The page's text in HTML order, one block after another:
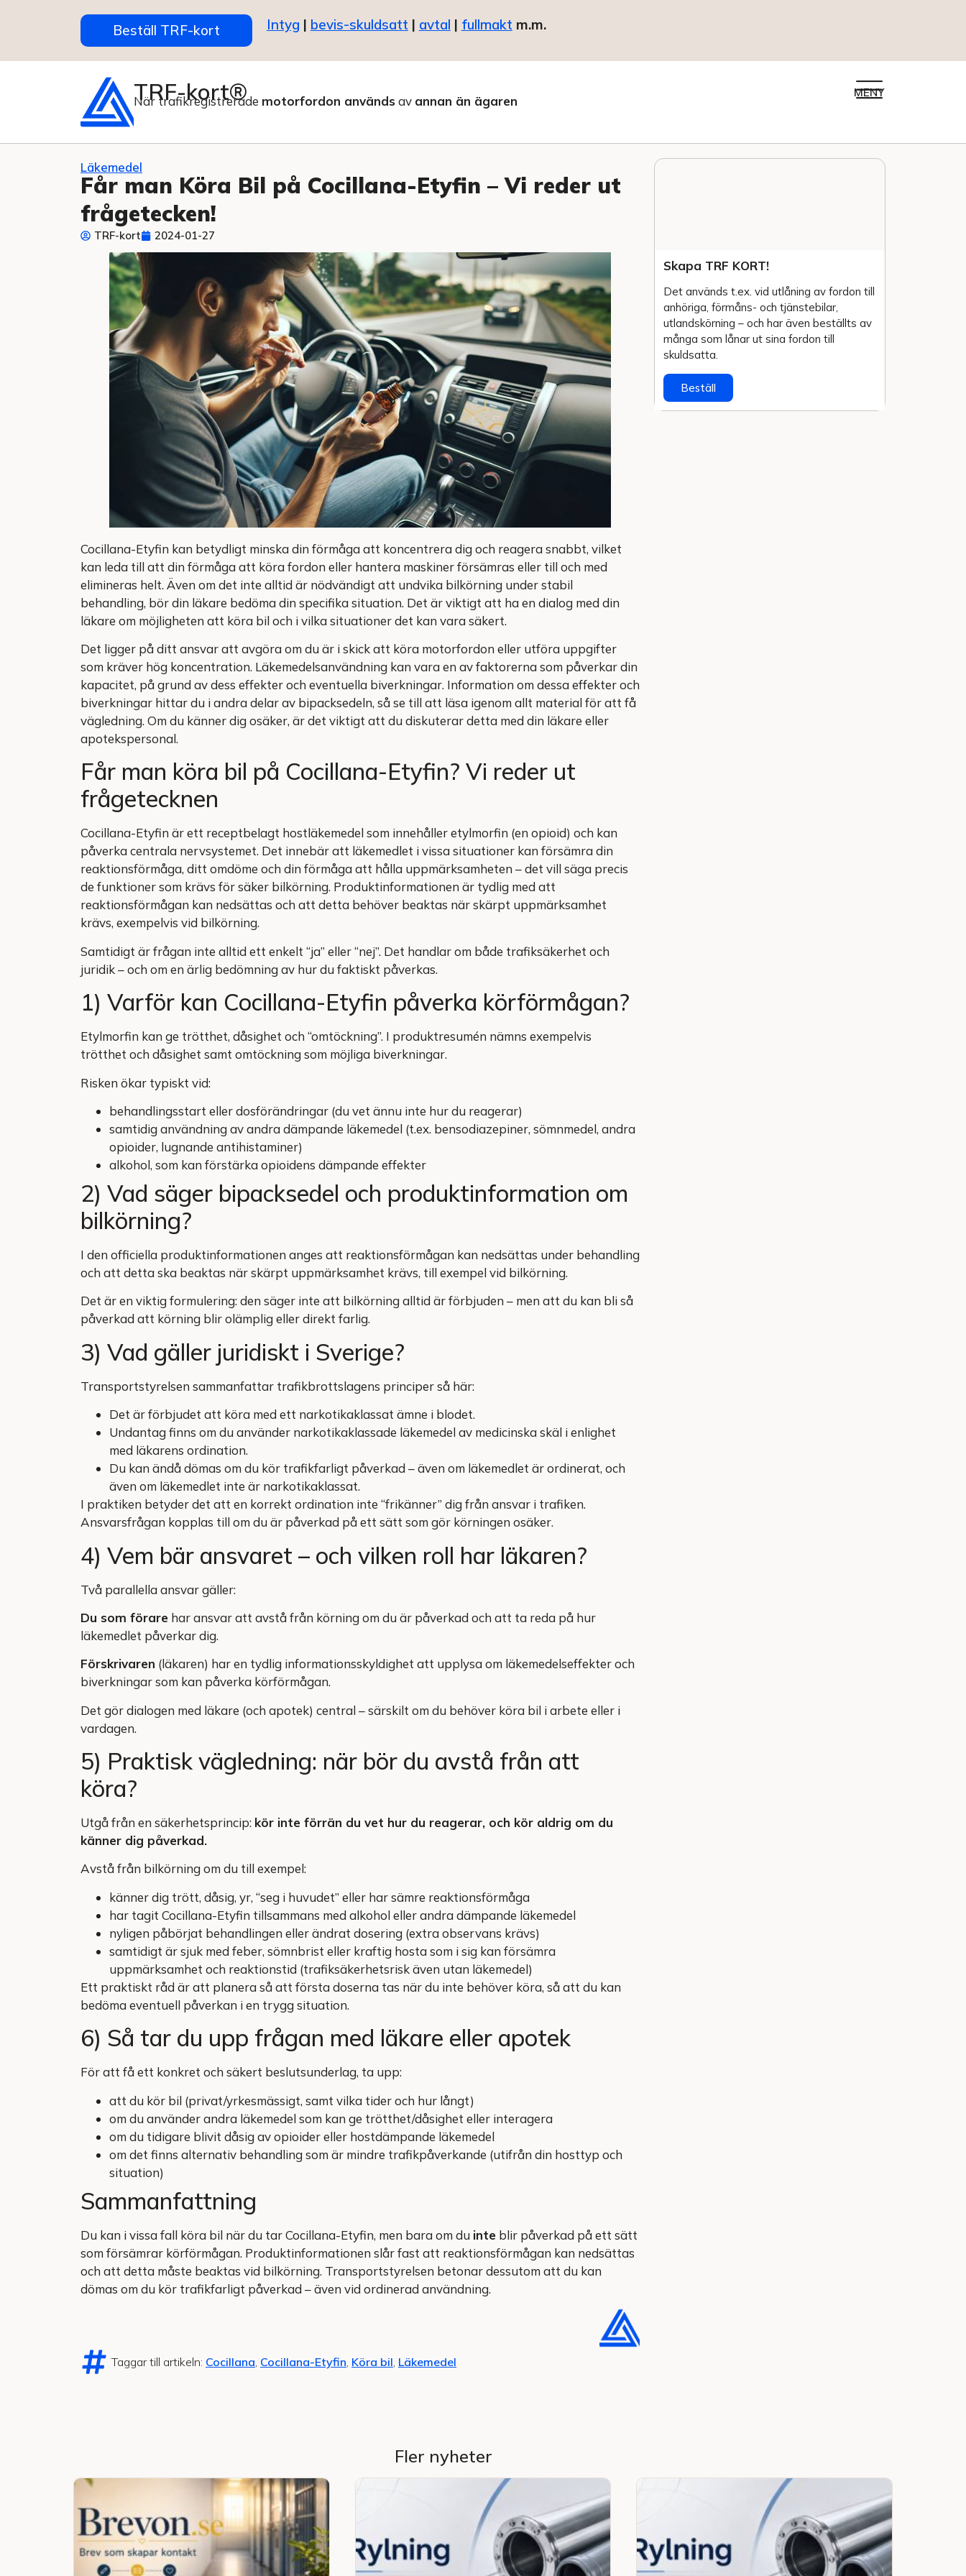
Beställ TRF-kort Intyg | bevis-skuldsatt | avtal | fullmakt m.m.
TRF-kort®
När trafikregistrerade motorfordon används av annan än ägaren
MENY
Läkemedel
Får man Köra Bil på Cocillana-Etyfin – Vi reder ut
frågetecken!
TRF-kort 2024-01-27
Cocillana-Etyfin kan betydligt minska din förmåga att koncentrera dig och reagera snabbt, vilket
kan leda till att din förmåga att köra fordon eller hantera maskiner försämras eller till och med
elimineras helt. Även om det inte alltid är nödvändigt att undvika bilkörning under stabil
behandling, bör din läkare bedöma din specifika situation. Det är viktigt att ha en dialog med din
läkare om möjligheten att köra bil och i vilka situationer det kan vara säkert.
Det ligger på ditt ansvar att avgöra om du är i skick att köra motorfordon eller utföra uppgifter
som kräver hög koncentration. Läkemedelsanvändning kan vara en av faktorerna som påverkar din
kapacitet, på grund av dess effekter och eventuella biverkningar. Information om dessa effekter och
biverkningar hittar du i andra delar av bipacksedeln, så se till att läsa igenom allt material för att få
vägledning. Om du känner dig osäker, är det viktigt att du diskuterar detta med din läkare eller
apotekspersonal.
Får man köra bil på Cocillana-Etyfin? Vi reder ut
frågetecknen
Cocillana-Etyfin är ett receptbelagt hostläkemedel som innehåller etylmorfin (en opioid) och kan
påverka centrala nervsystemet. Det innebär att läkemedlet i vissa situationer kan försämra din
reaktionsförmåga, ditt omdöme och din förmåga att hålla uppmärksamheten – det vill säga precis
de funktioner som krävs för säker bilkörning. Produktinformationen är tydlig med att
reaktionsförmågan kan nedsättas och att detta behöver beaktas när skärpt uppmärksamhet
krävs, exempelvis vid bilkörning.
Samtidigt är frågan inte alltid ett enkelt “ja” eller “nej”. Det handlar om både trafiksäkerhet och
juridik – och om en ärlig bedömning av hur du faktiskt påverkas.
1) Varför kan Cocillana-Etyfin påverka körförmågan?
Etylmorfin kan ge trötthet, dåsighet och “omtöckning”. I produktresumén nämns exempelvis
trötthet och dåsighet samt omtöckning som möjliga biverkningar.
Risken ökar typiskt vid:
behandlingsstart eller dosförändringar (du vet ännu inte hur du reagerar)
samtidig användning av andra dämpande läkemedel (t.ex. bensodiazepiner, sömnmedel, andra
opioider, lugnande antihistaminer)
alkohol, som kan förstärka opioidens dämpande effekter
2) Vad säger bipacksedel och produktinformation om
bilkörning?
I den officiella produktinformationen anges att reaktionsförmågan kan nedsättas under behandling
och att detta ska beaktas när skärpt uppmärksamhet krävs, till exempel vid bilkörning.
Det är en viktig formulering: den säger inte att bilkörning alltid är förbjuden – men att du kan bli så
påverkad att körning blir olämplig eller direkt farlig.
3) Vad gäller juridiskt i Sverige?
Transportstyrelsen sammanfattar trafikbrottslagens principer så här:
Det är förbjudet att köra med ett narkotikaklassat ämne i blodet.
Undantag finns om du använder narkotikaklassade läkemedel av medicinska skäl i enlighet
med läkarens ordination.
Du kan ändå dömas om du kör trafikfarligt påverkad – även om läkemedlet är ordinerat, och
även om läkemedlet inte är narkotikaklassat.
I praktiken betyder det att en korrekt ordination inte “frikänner” dig från ansvar i trafiken.
Ansvarsfrågan kopplas till om du är påverkad på ett sätt som gör körningen osäker.
4) Vem bär ansvaret – och vilken roll har läkaren?
Två parallella ansvar gäller:
Du som förare har ansvar att avstå från körning om du är påverkad och att ta reda på hur
läkemedlet påverkar dig.
Förskrivaren (läkaren) har en tydlig informationsskyldighet att upplysa om läkemedelseffekter och
biverkningar som kan påverka körförmågan.
Det gör dialogen med läkare (och apotek) central – särskilt om du behöver köra bil i arbete eller i
vardagen.
5) Praktisk vägledning: när bör du avstå från att
köra?
Utgå från en säkerhetsprincip: kör inte förrän du vet hur du reagerar, och kör aldrig om du
känner dig påverkad.
Avstå från bilkörning om du till exempel:
känner dig trött, dåsig, yr, “seg i huvudet” eller har sämre reaktionsförmåga
har tagit Cocillana-Etyfin tillsammans med alkohol eller andra dämpande läkemedel
nyligen påbörjat behandlingen eller ändrat dosering (extra observans krävs)
samtidigt är sjuk med feber, sömnbrist eller kraftig hosta som i sig kan försämra
uppmärksamhet och reaktionstid (trafiksäkerhetsrisk även utan läkemedel)
Ett praktiskt råd är att planera så att första doserna tas när du inte behöver köra, så att du kan
bedöma eventuell påverkan i en trygg situation.
6) Så tar du upp frågan med läkare eller apotek
För att få ett konkret och säkert beslutsunderlag, ta upp:
att du kör bil (privat/yrkesmässigt, samt vilka tider och hur långt)
om du använder andra läkemedel som kan ge trötthet/dåsighet eller interagera
om du tidigare blivit dåsig av opioider eller hostdämpande läkemedel
om det finns alternativ behandling som är mindre trafikpåverkande (utifrån din hosttyp och
situation)
Sammanfattning
Du kan i vissa fall köra bil när du tar Cocillana-Etyfin, men bara om du inte blir påverkad på ett sätt
som försämrar körförmågan. Produktinformationen slår fast att reaktionsförmågan kan nedsättas
och att detta måste beaktas vid bilkörning. Transportstyrelsen betonar dessutom att du kan
dömas om du kör trafikfarligt påverkad – även vid ordinerad användning.
Taggar till artikeln: Cocillana, Cocillana-Etyfin, Köra bil, Läkemedel
Skapa TRF KORT!
Det används t.ex. vid utlåning av fordon till
anhöriga, förmåns- och tjänstebilar,
utlands­körning – och har även beställts av
många som lånar ut sina fordon till
skuldsatta.
Beställ
Fler nyheter